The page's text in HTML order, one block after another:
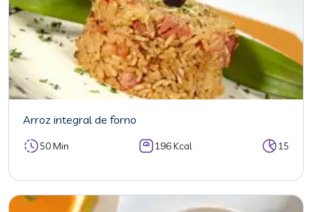
Arroz integral de forno
50 Min 196 Kcal 15